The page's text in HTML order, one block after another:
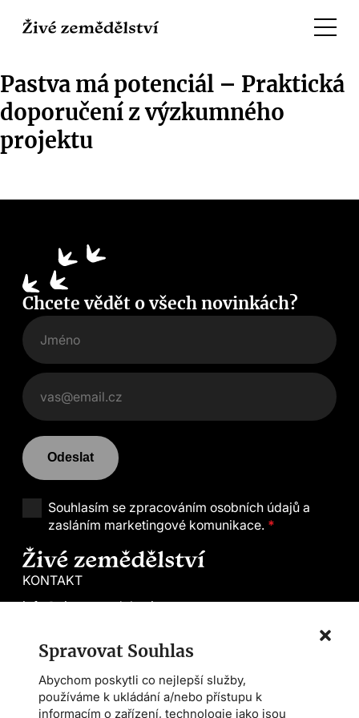
Spravovat Souhlas
Abychom poskytli co nejlepší služby,
používáme k ukládání a/nebo přístupu k
informacím o zařízení, technologie jako jsou
Pastva má potenciál – Praktická
doporučení z výzkumného
projektu
KONTAKT
info@zivezemedelstvi.cz
Demeter CS
Farmářská škola
Asociace AMPI
Chcete vědět o všech novinkách?
Odeslat
Souhlasím se zpracováním osobních údajů a
zasláním marketingové komunikace. *